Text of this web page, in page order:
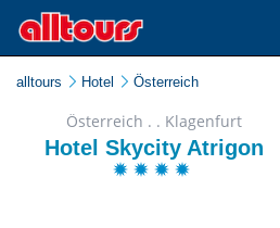
alltours Hotel Österreich
Österreich . . Klagenfurt
Hotel Skycity Atrigon